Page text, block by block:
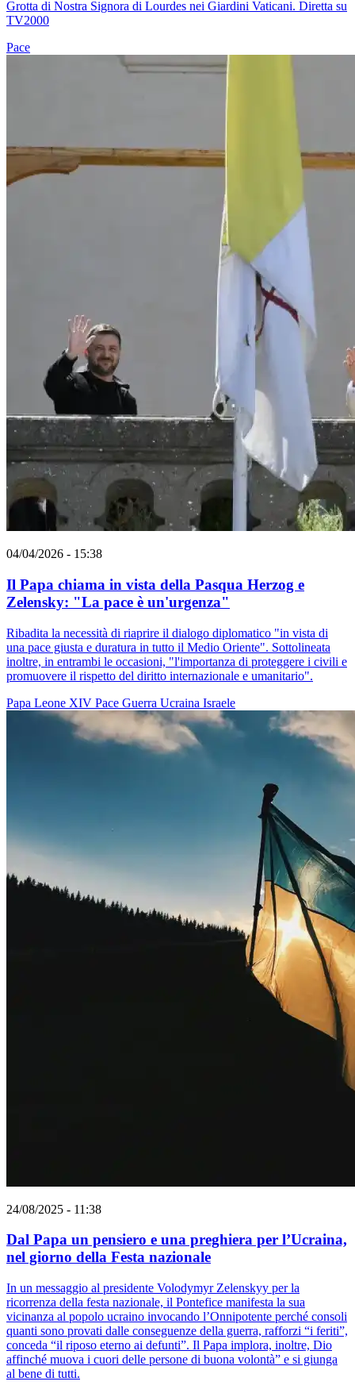
Grotta di Nostra Signora di Lourdes nei Giardini Vaticani. Diretta su
TV2000
Pace
04/04/2026 - 15:38
Il Papa chiama in vista della Pasqua Herzog e
Zelensky: "La pace è un'urgenza"
Ribadita la necessità di riaprire il dialogo diplomatico "in vista di
una pace giusta e duratura in tutto il Medio Oriente". Sottolineata
inoltre, in entrambi le occasioni, "l'importanza di proteggere i civili e
promuovere il rispetto del diritto internazionale e umanitario".
Papa Leone XIV Pace Guerra Ucraina Israele
24/08/2025 - 11:38
Dal Papa un pensiero e una preghiera per l’Ucraina,
nel giorno della Festa nazionale
In un messaggio al presidente Volodymyr Zelenskyy per la
ricorrenza della festa nazionale, il Pontefice manifesta la sua
vicinanza al popolo ucraino invocando l’Onnipotente perché consoli
quanti sono provati dalle conseguenze della guerra, rafforzi “i feriti”,
conceda “il riposo eterno ai defunti”. Il Papa implora, inoltre, Dio
affinché muova i cuori delle persone di buona volontà” e si giunga
al bene di tutti.